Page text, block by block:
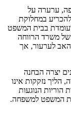
ערערה על
במחלוקת
בבית המשפט
משרד הרווחה
האב לערעור, אך
יצרה הבחנה
הליך נזקקות אינו
הנוגעות
המשפט למשפחה.